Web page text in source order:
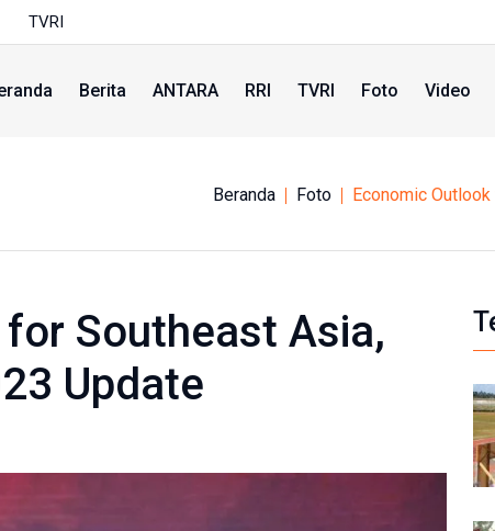
TVRI
Berita ANTARA RRI TVRI Foto Video
Beranda Foto Economic
Southeast Asia,
Update